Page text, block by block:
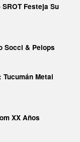
Festeja Su
Socci & Pelops
Tucumán Metal
XX Años